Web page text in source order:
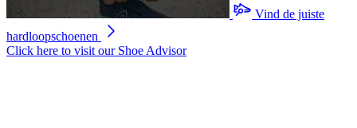
scorewaarde.
a
Review.
Vind de juiste
hardloopschoenen
Click here to visit our Shoe Advisor